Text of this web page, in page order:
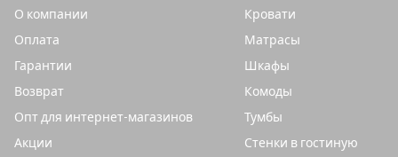
Кровати
Матрасы
Шкафы
Комоды
Тумбы
Стенки в гостиную
О компании
Оплата
Гарантии
Возврат
Опт для интернет-магазинов
Акции